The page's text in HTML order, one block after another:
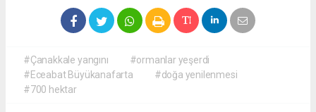
#Çanakkale yangını
#ormanlar yeşerdi
#Eceabat Büyükanafarta
#doğa yenilenmesi
#700 hektar